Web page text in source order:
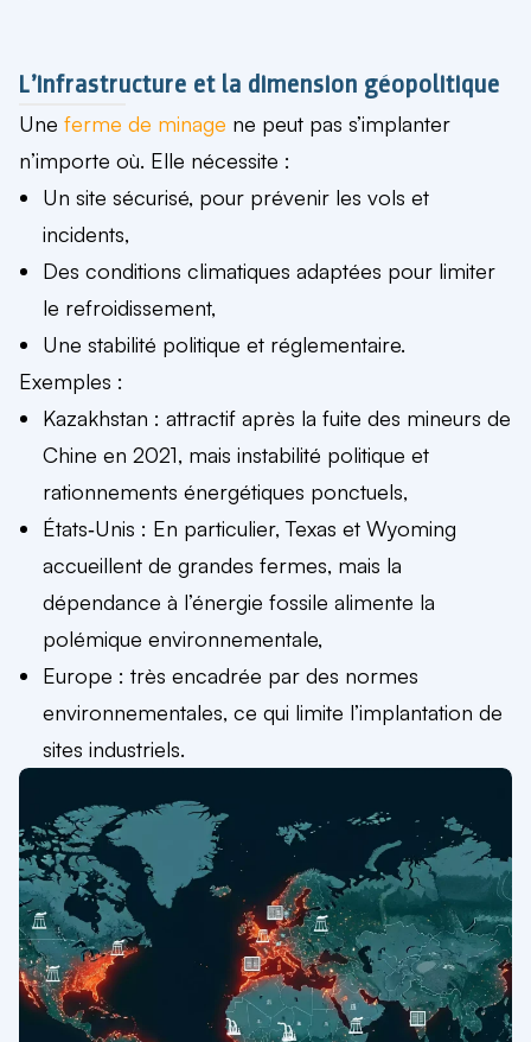
L’infrastructure et la dimension géopolitique
Une ferme de minage ne peut pas s’implanter
n’importe où. Elle nécessite :
Un site sécurisé, pour prévenir les vols et
incidents,
Des conditions climatiques adaptées pour limiter
le refroidissement,
Une stabilité politique et réglementaire.
Exemples :
Kazakhstan : attractif après la fuite des mineurs de
Chine en 2021, mais instabilité politique et
rationnements énergétiques ponctuels,
États‑Unis : En particulier, Texas et Wyoming
accueillent de grandes fermes, mais la
dépendance à l’énergie fossile alimente la
polémique environnementale,
Europe : très encadrée par des normes
environnementales, ce qui limite l’implantation de
sites industriels.